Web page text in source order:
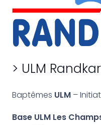
> ULM Randkar
Baptêmes ULM –
Base ULM Les